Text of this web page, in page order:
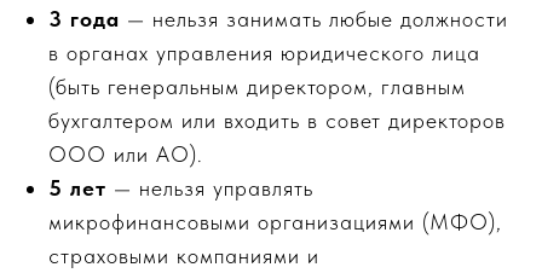
3 года — нельзя занимать любые должности
в органах управления юридического лица
(быть генеральным директором, главным
бухгалтером или входить в совет директоров
ООО или АО).
5 лет — нельзя управлять
микрофинансовыми организациями (МФО),
страховыми компаниями и